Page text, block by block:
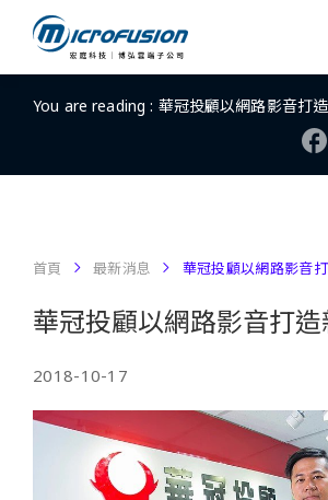
You are reading : 華冠投顧以網路影音打
首頁 最新消息 華冠投顧以網路影音
華冠投顧以網路影音打
2018-10-17